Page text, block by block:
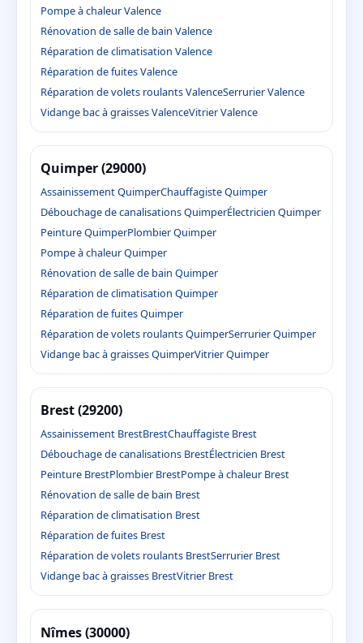
Pompe à chaleur Valence
Rénovation de salle de bain Valence
Réparation de climatisation Valence
Réparation de fuites Valence
Réparation de volets roulants ValenceSerrurier Valence
Vidange bac à graisses ValenceVitrier Valence
Quimper (29000)
Assainissement QuimperChauffagiste Quimper
Débouchage de canalisations QuimperÉlectricien Quimper
Peinture QuimperPlombier Quimper
Pompe à chaleur Quimper
Rénovation de salle de bain Quimper
Réparation de climatisation Quimper
Réparation de fuites Quimper
Réparation de volets roulants QuimperSerrurier Quimper
Vidange bac à graisses QuimperVitrier Quimper
Brest (29200)
Assainissement BrestBrestChauffagiste Brest
Débouchage de canalisations BrestÉlectricien Brest
Peinture BrestPlombier BrestPompe à chaleur Brest
Rénovation de salle de bain Brest
Réparation de climatisation Brest
Réparation de fuites Brest
Réparation de volets roulants BrestSerrurier Brest
Vidange bac à graisses BrestVitrier Brest
Nîmes (30000)